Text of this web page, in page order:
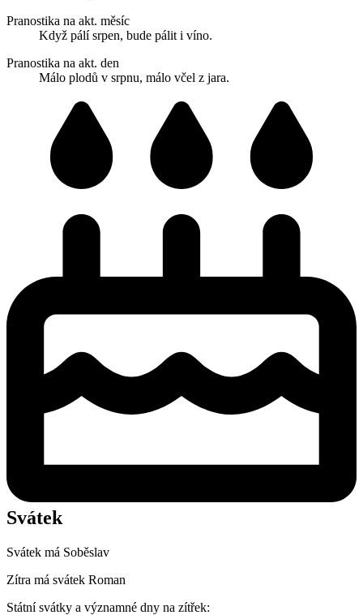
Pranostika na akt. měsíc
Když pálí srpen, bude pálit i víno.
Pranostika na akt. den
Málo plodů v srpnu, málo včel z jara.
Svátek
Svátek má Soběslav
Zítra má svátek Roman
Státní svátky a významné dny na zítřek: